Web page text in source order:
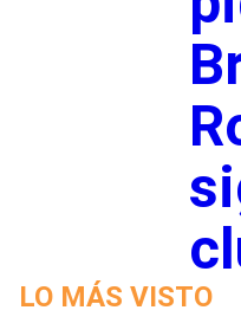
LO MÁS VISTO